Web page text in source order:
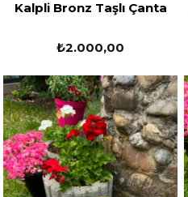
Kalpli Bronz Taşlı Çanta
₺2.000,00